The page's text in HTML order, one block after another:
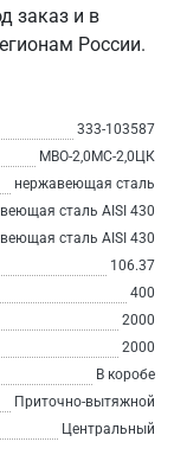
заказ и в
России.
333-103587
МВО-2,0МС-2,0ЦК
нержавеющая сталь
сталь AISI 430
сталь AISI 430
106.37
400
2000
2000
В коробе
Приточно-вытяжной
Центральный